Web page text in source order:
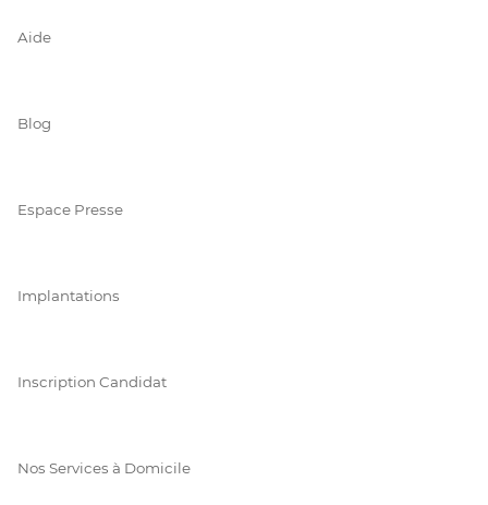
Aide
Blog
Espace Presse
Implantations
Inscription Candidat
Nos Services à Domicile